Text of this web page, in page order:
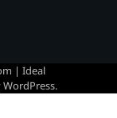
| Ideal
WordPress.